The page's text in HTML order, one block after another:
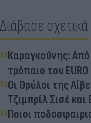
Διάβασε σχετικά
Καραγκούνης:
τρόπαιο του
Οι Θρύλοι της
Τζιμπρίλ Σισέ και
Ποιοι